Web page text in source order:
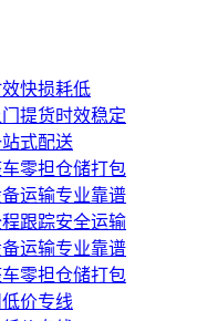
快损耗低
提货时效稳定
式配送
零担仓储打包
运输专业靠谱
跟踪安全运输
运输专业靠谱
零担仓储打包
价专线